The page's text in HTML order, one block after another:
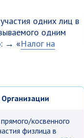
одних лиц в
одним
→ «Налог на
Организации
косвенного
физлица в